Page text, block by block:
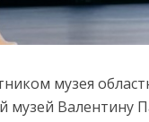
музея
музей Валентину